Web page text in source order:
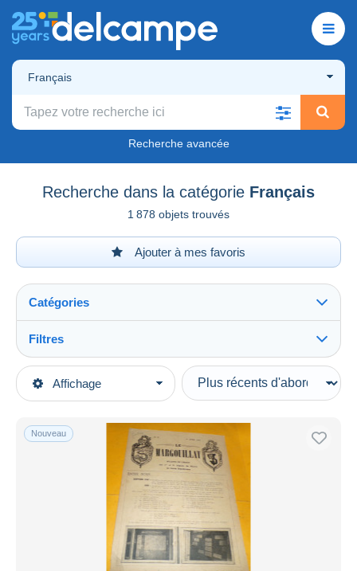
Français
Recherche avancée
Recherche dans la catégorie Français
1 878 objets trouvés
Ajouter à mes favoris
Affichage
Catégories
Catégories principales
Livres, Revues & Catalogues
Revues & Journaux
Filtres
Types de vente
En cours
Prix fixes
Enchères avec offres
Enchères sans offres
Maisons de vente
Toutes les durées
Nouveau